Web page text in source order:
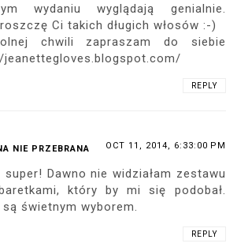
wydaniu wyglądają genialnie.
Ci takich długich włosów :-)
chwili zapraszam do siebie
jeanettegloves.blogspot.com/
REPLY
NIE PRZEBRANA OCT 11, 2014, 6:33:00 PM
super! Dawno nie widziałam zestawu
który by mi się podobał.
są świetnym wyborem.
REPLY